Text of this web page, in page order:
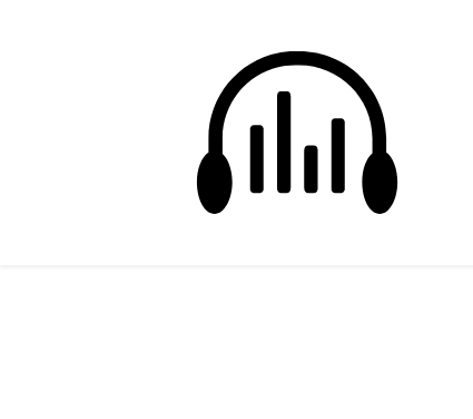
音效：花屏 噪音
正在为您搜索声音资源